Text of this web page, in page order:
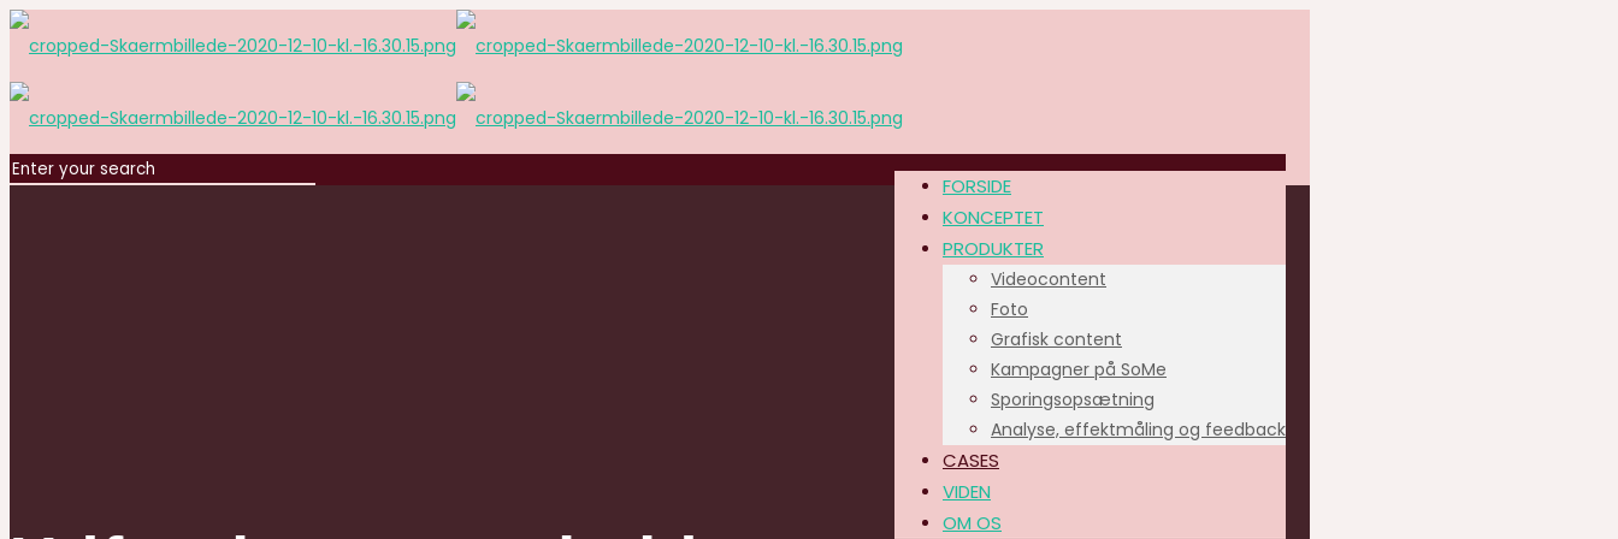
FORSIDE
KONCEPTET
PRODUKTER
Videocontent
Foto
Grafisk content
Kampagner på SoMe
Sporingsopsætning
Analyse, effektmåling og feedback
CASES
VIDEN
OM OS